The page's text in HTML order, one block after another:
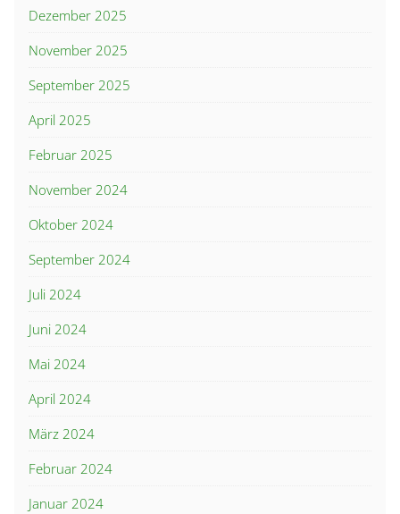
Dezember 2025
November 2025
September 2025
April 2025
Februar 2025
November 2024
Oktober 2024
September 2024
Juli 2024
Juni 2024
Mai 2024
April 2024
März 2024
Februar 2024
Januar 2024